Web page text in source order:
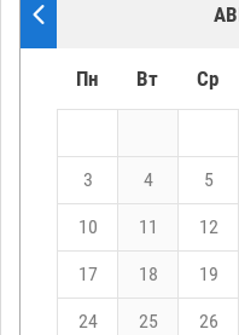
Пн Вт Ср
3 4 5
10 11 12
17 18 19
24 25 26